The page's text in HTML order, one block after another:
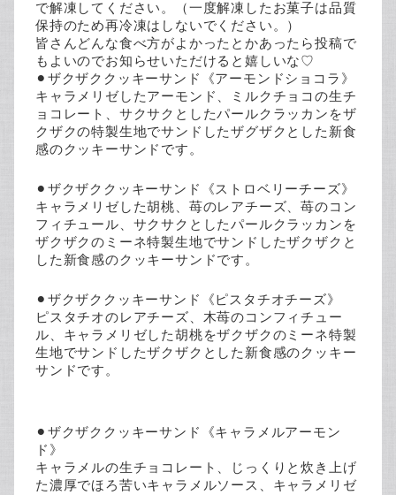
で解凍してください。（一度解凍したお菓子は品質
保持のため再冷凍はしないでください。）
皆さんどんな食べ方がよかったとかあったら投稿で
もよいのでお知らせいただけると嬉しいな♡
⚫︎ザクザククッキーサンド《アーモンドショコラ》
キャラメリゼしたアーモンド、ミルクチョコの生チ
ョコレート、サクサクとしたパールクラッカンをザ
クザクの特製生地でサンドしたザグザクとした新食
感のクッキーサンドです。
⚫︎ザクザククッキーサンド《ストロベリーチーズ》
キャラメリゼした胡桃、苺のレアチーズ、苺のコン
フィチュール、サクサクとしたパールクラッカンを
ザクザクのミーネ特製生地でサンドしたザクザクと
した新食感のクッキーサンドです。
⚫︎ザクザククッキーサンド《ピスタチオチーズ》
ピスタチオのレアチーズ、木苺のコンフィチュー
ル、キャラメリゼした胡桃をザクザクのミーネ特製
生地でサンドしたザクザクとした新食感のクッキー
サンドです。
⚫︎ザクザククッキーサンド《キャラメルアーモン
ド》
キャラメルの生チョコレート、じっくりと炊き上げ
た濃厚でほろ苦いキャラメルソース、キャラメリゼ